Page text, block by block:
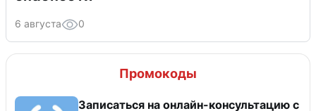
6 августа 0
Промокоды
Записаться на онлайн-консультацию с